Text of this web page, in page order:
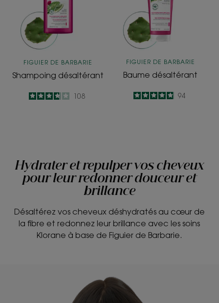
FIGUIER DE BARBARIE
Shampoing désaltérant
3.7
/5
108
FIGUIER DE BARBARIE
Baume désaltérant
4.9
/
5
94
Hydrater et repulper vos cheveux
pour leur redonner douceur et
brillance
Désaltérez vos cheveux déshydratés au cœur de
la fibre et redonnez leur brillance avec les soins
Klorane à base de Figuier de Barbarie.